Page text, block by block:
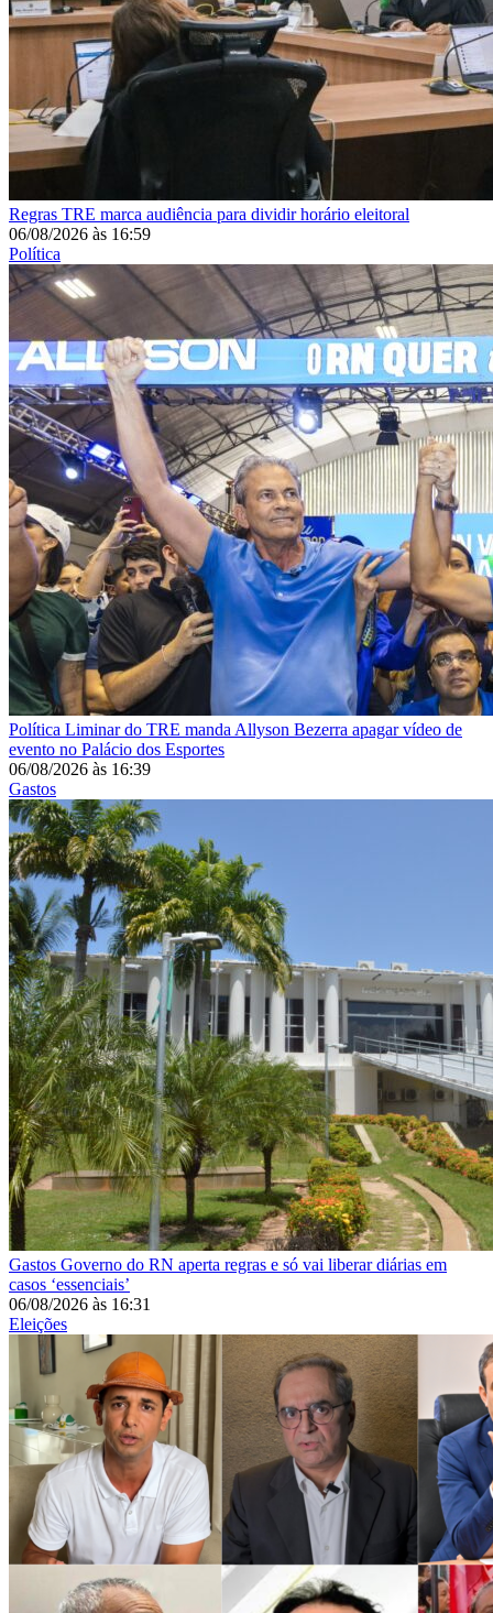
Regras TRE marca audiência para dividir horário eleitoral
06/08/2026 às 16:59
Política
Política Liminar do TRE manda Allyson Bezerra apagar vídeo de
evento no Palácio dos Esportes
06/08/2026 às 16:39
Gastos
Gastos Governo do RN aperta regras e só vai liberar diárias em
casos ‘essenciais’
06/08/2026 às 16:31
Eleições